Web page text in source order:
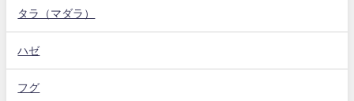
タラ（マダラ）
ハゼ
フグ